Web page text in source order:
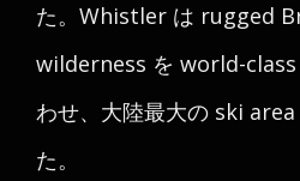
た。Whistler は rugged
wilderness を world-
わせ、大陸最大の ski area
た。